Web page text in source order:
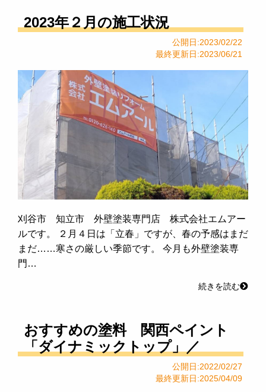
2023年２月の施工状況
公開日:2023/02/22
最終更新日:2023/06/21
刈谷市 知立市 外壁塗装専門店 株式会社エムアー
ルです。 ２月４日は「立春」ですが、春の予感はまだ
まだ……寒さの厳しい季節です。 今月も外壁塗装専
門…
続きを読む
おすすめの塗料 関西ペイント
「ダイナミックトップ」／
公開日:2022/02/27
最終更新日:2025/04/09